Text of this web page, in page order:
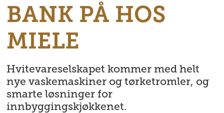
BANK PÅ HOS
MIELE
Hvitevareselskapet kommer med helt
nye vaskemaskiner og tørketromler, og
smarte løsninger for
innbyggingskjøkkenet.